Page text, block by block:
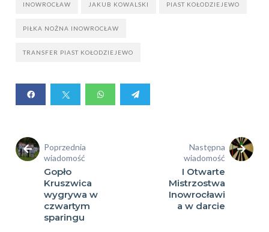
INOWROCŁAW JAKUB KOWALSKI PIAST KOŁODZIEJEWO
PIŁKA NOŻNA INOWROCŁAW
TRANSFER PIAST KOŁODZIEJEWO
Poprzednia
wiadomość
Gopło
Kruszwica
wygrywa w
czwartym
sparingu
Następna
wiadomość
I Otwarte
Mistrzostwa
Inowrocławi
a w darcie